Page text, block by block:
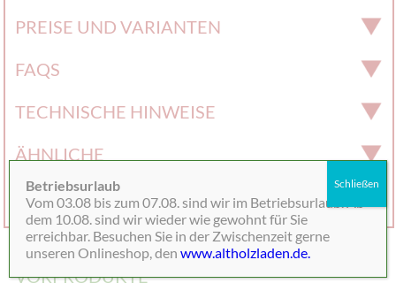
PREISE UND VARIANTEN
FAQS
TECHNISCHE HINWEISE
ÄHNLICHE
FRAGEN
VORPRODUKTE
Betriebsurlaub
Vom 03.08 bis zum 07.08. sind wir im Betriebsurlaub. Ab
dem 10.08. sind wir wieder wie gewohnt für Sie
erreichbar. Besuchen Sie in der Zwischenzeit gerne
unseren Onlineshop, denwww.altholzladen.de.
Schließen